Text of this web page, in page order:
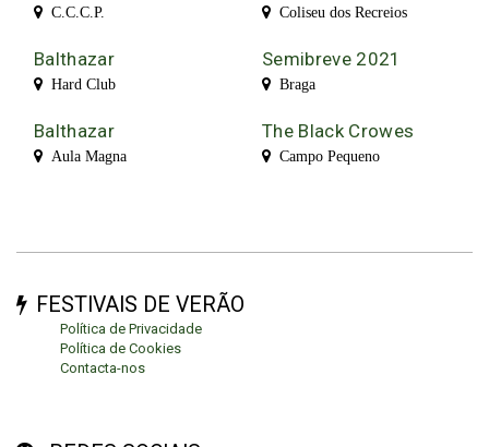
C.C.C.P. Coliseu dos Recreios
Balthazar
Hard Club
Semibreve 2021
Braga
Balthazar
Aula Magna
The Black Crowes
Campo Pequeno
FESTIVAIS DE VERÃO
Política de Privacidade
Política de Cookies
Contacta-nos